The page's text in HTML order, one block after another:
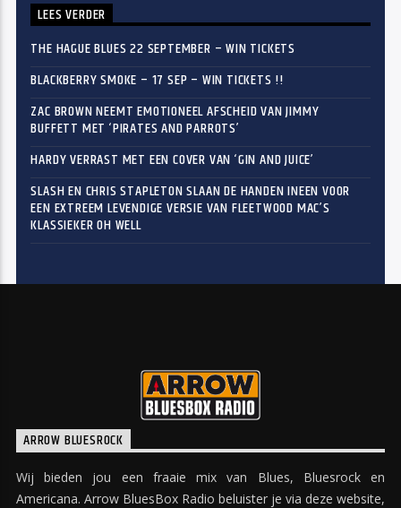
LEES VERDER
THE HAGUE BLUES 22 SEPTEMBER – WIN TICKETS
BLACKBERRY SMOKE – 17 SEP – WIN TICKETS !!
ZAC BROWN NEEMT EMOTIONEEL AFSCHEID VAN JIMMY
BUFFETT MET ‘PIRATES AND PARROTS’
HARDY VERRAST MET EEN COVER VAN ‘GIN AND JUICE’
SLASH EN CHRIS STAPLETON SLAAN DE HANDEN INEEN VOOR
EEN EXTREEM LEVENDIGE VERSIE VAN FLEETWOOD MAC’S
KLASSIEKER OH WELL
ARROW BLUESROCK
Wij bieden jou een fraaie mix van Blues, Bluesrock en
Americana. Arrow BluesBox Radio beluister je via deze website,